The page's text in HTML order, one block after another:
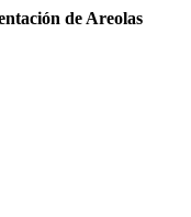
de Areolas